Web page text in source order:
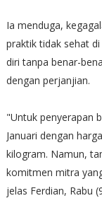
Ia menduga,
praktik tidak sehat
diri tanpa benar-
dengan perjanjian.
"Untuk penyerapan
Januari dengan
kilogram. Namun,
komitmen mitra
jelas Ferdian, Rabu